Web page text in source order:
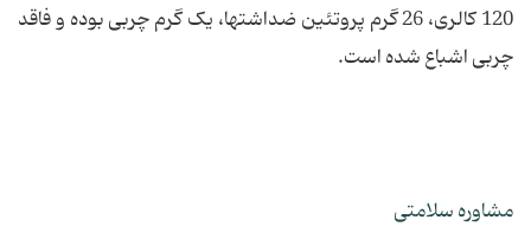
120 کالری، 26 گرم پروتئین ضداشتها، یک گرم چربی بوده و فاقد
چربی اشباع شده است.
مشاوره سلامتی